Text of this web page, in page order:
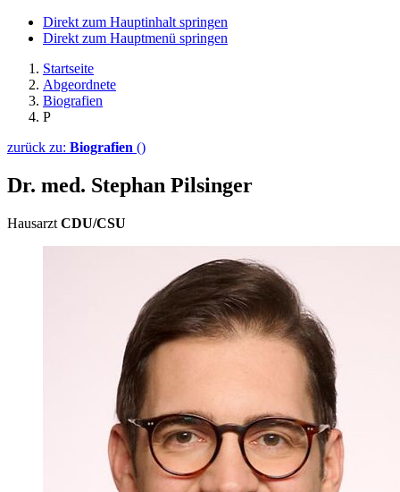
Direkt zum Hauptinhalt springen
Direkt zum Hauptmenü springen
Startseite
Abgeordnete
Biografien
P
zurück zu: Biografien ()
Dr. med. Stephan Pilsinger
Hausarzt CDU/CSU